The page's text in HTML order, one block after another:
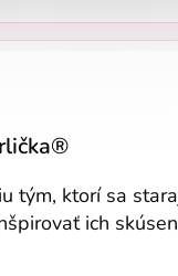
tým, ktorí sa
ich